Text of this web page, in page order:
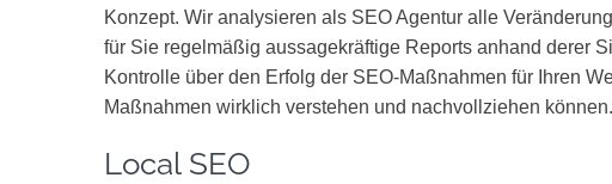
Konzept. Wir analysieren als SEO Agentur alle
für Sie regelmäßig aussagekräftige Reports anhand derer
Kontrolle über den Erfolg der SEO-Maßnahmen für Ihren
Maßnahmen wirklich verstehen und nachvollziehen können.
Local SEO